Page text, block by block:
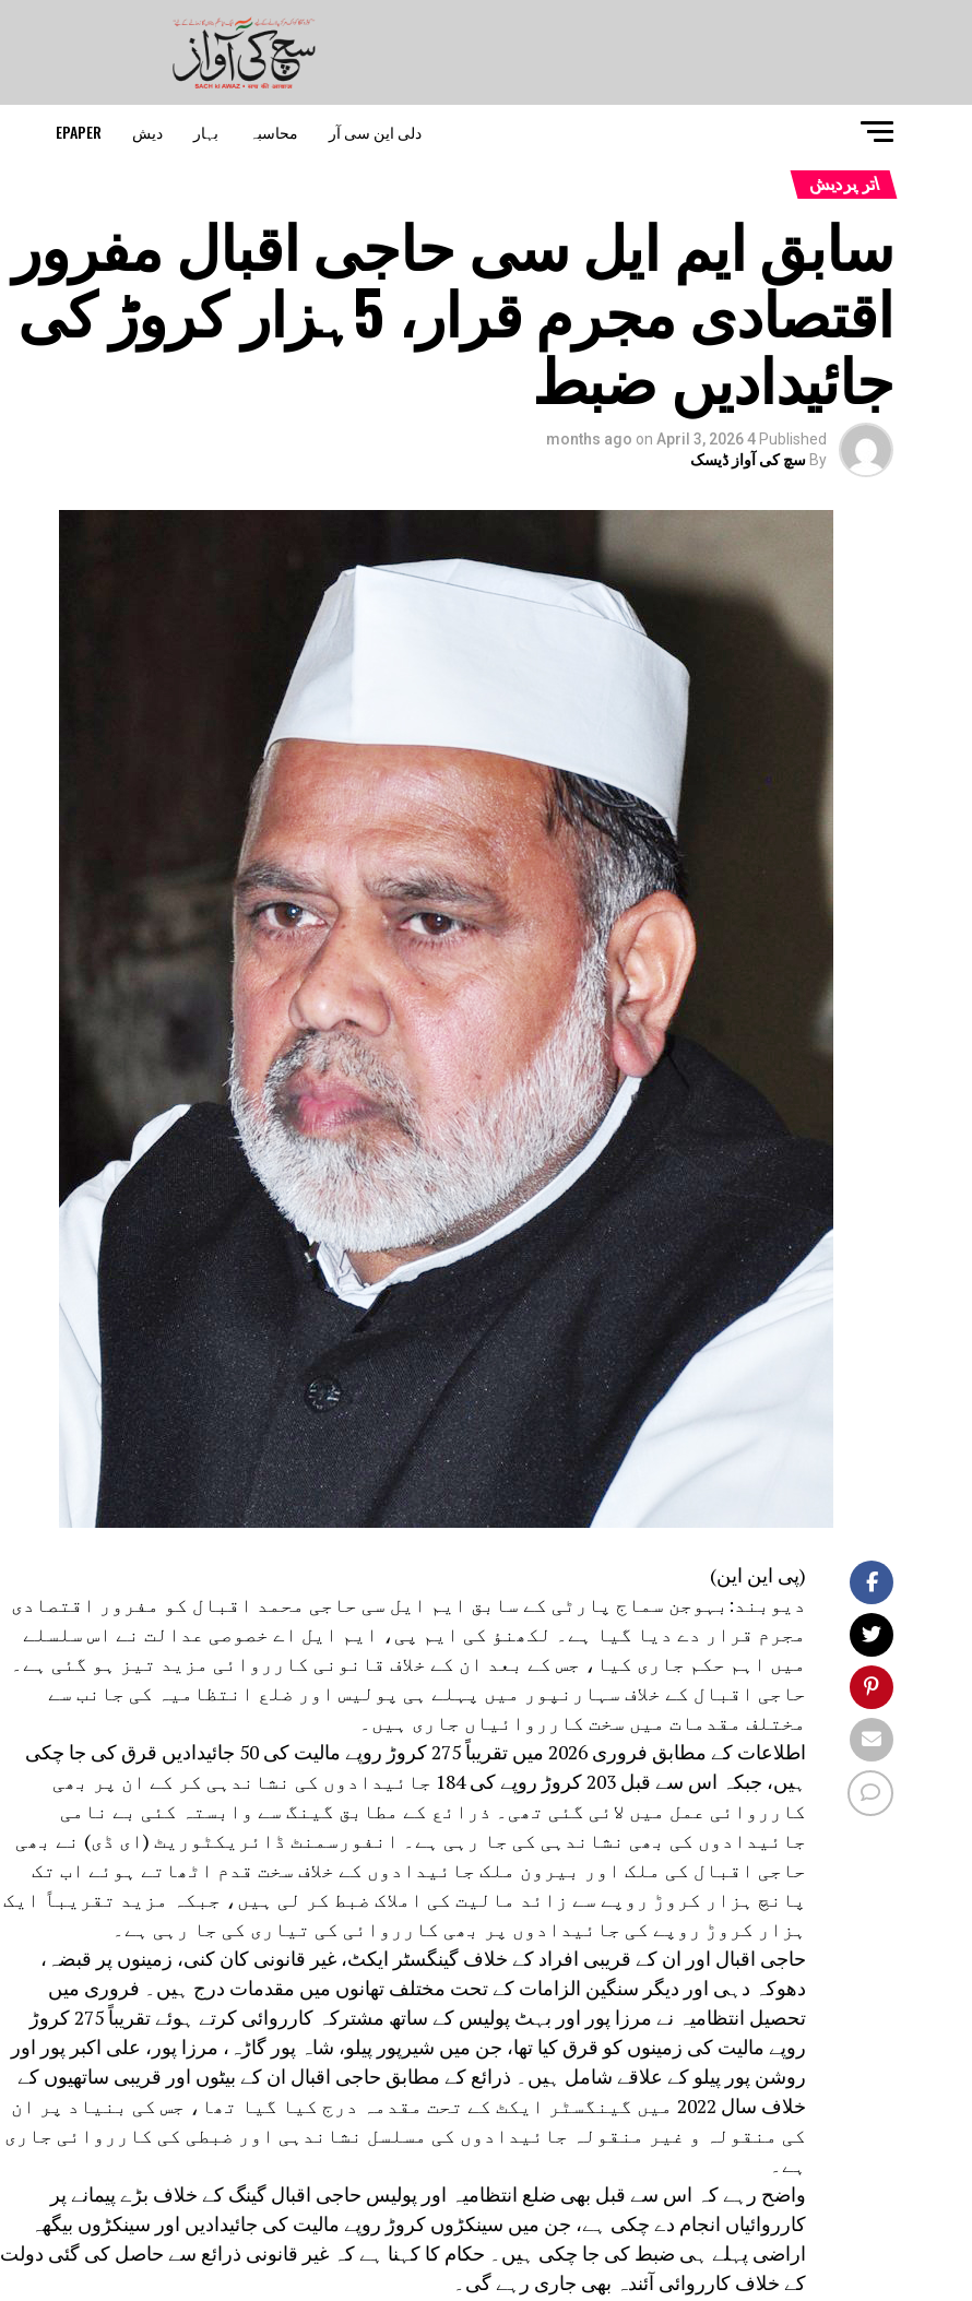
دلی این سی آر محاسبہ بہار دیش EPAPER
اتر پردیش
سابق ایم ایل سی حاجی اقبال مفرور
اقتصادی مجرم قرار، 5ہزار کروڑ کی
جائیدادیں ضبط
Published
4 months ago
on April 3, 2026
By سچ کی آواز ڈیسک
(پی این این)
دیوبند:بہوجن سماج پارٹی کے سابق ایم ایل سی حاجی محمد اقبال کو مفرور اقتصادی
مجرم قرار دے دیا گیا ہے۔ لکھنؤ کی ایم پی، ایم ایل اے خصوصی عدالت نے اس سلسلے
میں اہم حکم جاری کیا، جس کے بعد ان کے خلاف قانونی کارروائی مزید تیز ہو گئی ہے۔
حاجی اقبال کے خلاف سہارنپور میں پہلے ہی پولیس اور ضلع انتظامیہ کی جانب سے
مختلف مقدمات میں سخت کارروائیاں جاری ہیں۔
اطلاعات کے مطابق فروری 2026 میں تقریباً 275 کروڑ روپے مالیت کی 50 جائیدادیں قرق کی جا چکی
ہیں، جبکہ اس سے قبل 203 کروڑ روپے کی 184 جائیدادوں کی نشاندہی کر کے ان پر بھی
کارروائی عمل میں لائی گئی تھی۔ ذرائع کے مطابق گینگ سے وابستہ کئی بے نامی
جائیدادوں کی بھی نشاندہی کی جا رہی ہے۔ انفورسمنٹ ڈائریکٹوریٹ (ای ڈی) نے بھی
حاجی اقبال کی ملک اور بیرون ملک جائیدادوں کے خلاف سخت قدم اٹھاتے ہوئے اب تک
پانچ ہزار کروڑ روپے سے زائد مالیت کی املاک ضبط کر لی ہیں، جبکہ مزید تقریباً ایک
ہزار کروڑ روپے کی جائیدادوں پر بھی کارروائی کی تیاری کی جا رہی ہے۔
حاجی اقبال اور ان کے قریبی افراد کے خلاف گینگسٹر ایکٹ، غیر قانونی کان کنی، زمینوں پر قبضہ،
دھوکہ دہی اور دیگر سنگین الزامات کے تحت مختلف تھانوں میں مقدمات درج ہیں۔ فروری میں
تحصیل انتظامیہ نے مرزا پور اور بہٹ پولیس کے ساتھ مشترکہ کارروائی کرتے ہوئے تقریباً 275 کروڑ
روپے مالیت کی زمینوں کو قرق کیا تھا، جن میں شیرپور پیلو، شاہ پور گاڑہ، مرزا پور، علی اکبر پور اور
روشن پور پیلو کے علاقے شامل ہیں۔ ذرائع کے مطابق حاجی اقبال ان کے بیٹوں اور قریبی ساتھیوں کے
خلاف سال 2022 میں گینگسٹر ایکٹ کے تحت مقدمہ درج کیا گیا تھا، جس کی بنیاد پر ان
کی منقولہ و غیر منقولہ جائیدادوں کی مسلسل نشاندہی اور ضبطی کی کارروائی جاری
ہے۔
واضح رہے کہ اس سے قبل بھی ضلع انتظامیہ اور پولیس حاجی اقبال گینگ کے خلاف بڑے پیمانے پر
کارروائیاں انجام دے چکی ہے، جن میں سینکڑوں کروڑ روپے مالیت کی جائیدادیں اور سینکڑوں بیگھہ
اراضی پہلے ہی ضبط کی جا چکی ہیں۔ حکام کا کہنا ہے کہ غیر قانونی ذرائع سے حاصل کی گئی دولت
کے خلاف کارروائی آئندہ بھی جاری رہے گی۔